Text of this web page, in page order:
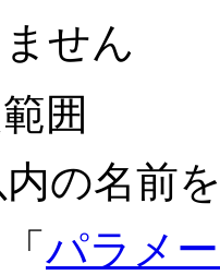
せん
囲
の名前
パラメ